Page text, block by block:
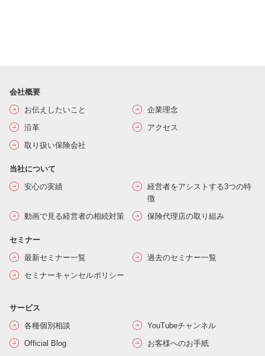
会社概要
お伝えしたいこと
企業理念
沿革
アクセス
取り扱い保険会社
当社について
安心の実績
経営者をアシストする3つの特
徴
動画で見る経営者の相続対策
保険代理店の取り組み
セミナー
最新セミナー一覧
過去のセミナー一覧
セミナーキャンセルポリシー
サービス
各種個別相談
YouTubeチャンネル
Official Blog
お客様へのお手紙